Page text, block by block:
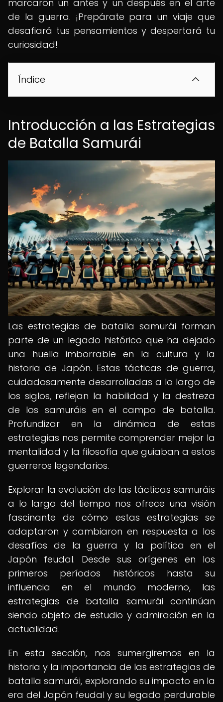
marcaron un antes y un después en el arte
de la guerra. ¡Prepárate para un viaje que
desafiará tus pensamientos y despertará tu
curiosidad!
Índice
Introducción a las Estrategias
de Batalla Samurái
Las estrategias de batalla samurái forman
parte de un legado histórico que ha dejado
una huella imborrable en la cultura y la
historia de Japón. Estas tácticas de guerra,
cuidadosamente desarrolladas a lo largo de
los siglos, reflejan la habilidad y la destreza
de los samuráis en el campo de batalla.
Profundizar en la dinámica de estas
estrategias nos permite comprender mejor la
mentalidad y la filosofía que guiaban a estos
guerreros legendarios.
Explorar la evolución de las tácticas samuráis
a lo largo del tiempo nos ofrece una visión
fascinante de cómo estas estrategias se
adaptaron y cambiaron en respuesta a los
desafíos de la guerra y la política en el
Japón feudal. Desde sus orígenes en los
primeros períodos históricos hasta su
influencia en el mundo moderno, las
estrategias de batalla samurái continúan
siendo objeto de estudio y admiración en la
actualidad.
En esta sección, nos sumergiremos en la
historia y la importancia de las estrategias de
batalla samurái, explorando su impacto en la
era del Japón feudal y su legado perdurable